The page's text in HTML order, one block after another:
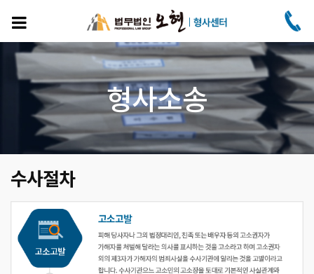
주
요
콘
텐
형사소송
수사절차